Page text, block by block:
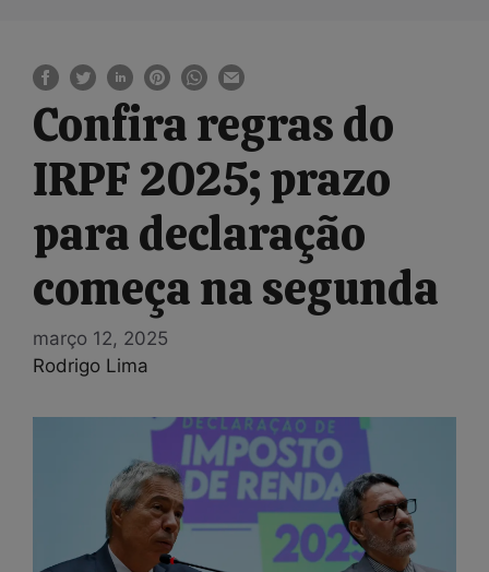
Confira regras do
IRPF 2025; prazo
para declaração
começa na segunda
março 12, 2025
Rodrigo Lima